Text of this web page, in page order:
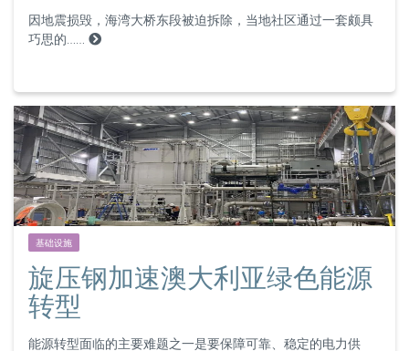
因地震损毁，海湾大桥东段被迫拆除，当地社区通过一套颇具
巧思的……
基础设施
旋压钢加速澳大利亚绿色能源
转型
能源转型面临的主要难题之一是要保障可靠、稳定的电力供